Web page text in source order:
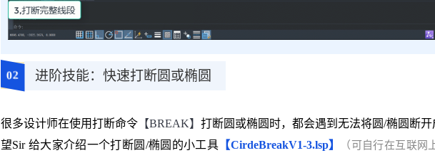
02 进阶技能：快速打断圆或椭圆
很多设计师在使用打断命令 【BREAK】 打断圆或椭圆时，都会遇到无法将圆/椭圆断
望Sir 给大家介绍一个打断圆/椭圆的小工具 【CirdeBreakV1-3.lsp】 （可自行在互联网